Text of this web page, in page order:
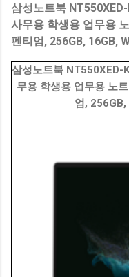
삼성노트북
사무용 학생용 업무용
펜티엄, 256GB, 16GB,
삼성노트북 NT550XED-
무용 학생용 업무용 노
엄,